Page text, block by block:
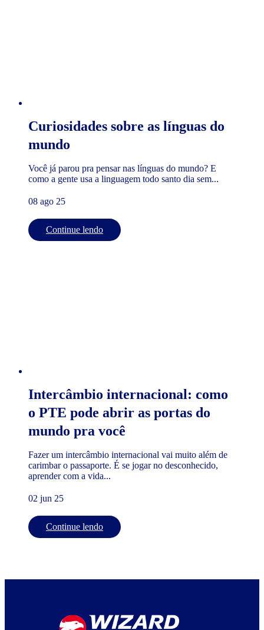
Curiosidades sobre as línguas do
mundo
Você já parou pra pensar nas línguas do mundo? E
como a gente usa a linguagem todo santo dia sem...
08 ago 25
Continue lendo
Intercâmbio internacional: como
o PTE pode abrir as portas do
mundo pra você
Fazer um intercâmbio internacional vai muito além de
carimbar o passaporte. É se jogar no desconhecido,
aprender com a vida...
02 jun 25
Continue lendo